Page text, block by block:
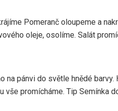
Pomeranč oloupeme a
oleje, osolíme. Salát
na pánvi do světle hnědé barvy.
vše promícháme. Tip Semínka